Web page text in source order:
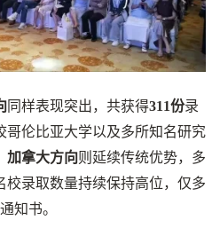
同样表现突出，共获得311份录
哥伦比亚大学以及多所知名研究
加拿大方向则延续传统优势，多
校录取数量持续保持高位，仅多
知书。